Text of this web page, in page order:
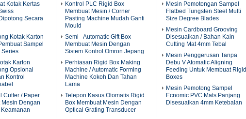
Kotak Kertas
Secara
Kotak Karton
Sampel
Series
Karton
Opsional
Kontrol
Cutter / Paper
Mesin Dengan
Kontrol PLC Rigid Box
Membuat Mesin / Corner
Pasting Machine Mudah Ganti
Mould
Semi - Automatic Gift Box
Membuat Mesin Dengan
Sistem Kontrol Omron Jepang
Perhiasan Rigid Box Making
Machine / Automatic Forming
Machine Kokoh Dan Tahan
Lama
Telepon Kasus Otomatis Rigid
Box Membuat Mesin Dengan
Optical Grating Transducer
Mesin Pemotongan Sampel
Flatbed Tungsten Steel Multi
Size Degree Blades
Mesin Cardboard Grooving
Disesuaikan / Bahan Kain
Cutting Mat 4mm Tebal
Mesin Penggerusan Tanpa
Debu V Atomatic Aligning
Feeding Untuk Membuat Rigid
Boxes
Mesin Pemotong Sampel
Ecnomic PVC Mats Panjang
Disesuaikan 4mm Ketebalan